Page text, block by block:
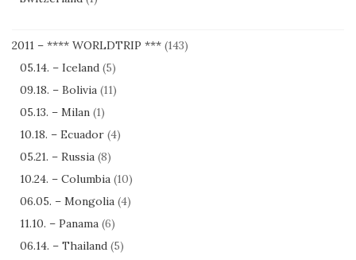
2011 – **** WORLDTRIP *** (143)
05.14. – Iceland (5)
09.18. – Bolivia (11)
05.13. – Milan (1)
10.18. – Ecuador (4)
05.21. – Russia (8)
10.24. – Columbia (10)
06.05. – Mongolia (4)
11.10. – Panama (6)
06.14. – Thailand (5)